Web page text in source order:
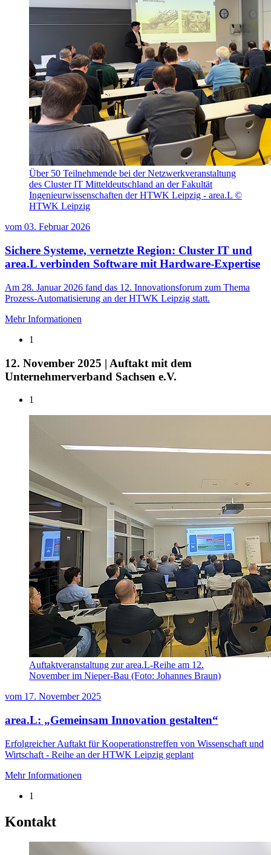
Über 50 Teilnehmende bei der Netzwerkveranstaltung
des Cluster IT Mitteldeutschland an der Fakultät
Ingenieurwissenschaften der HTWK Leipzig - area.L ©
HTWK Leipzig
vom 03. Februar 2026
Sichere Systeme, vernetzte Region: Cluster IT und
area.L verbinden Software mit Hardware-Expertise
Am 28. Januar 2026 fand das 12. Innovationsforum zum Thema
Prozess-Automatisierung an der HTWK Leipzig statt.
Mehr Informationen
1
12. November 2025 | Auftakt mit dem
Unternehmerverband Sachsen e.V.
1
Auftaktveranstaltung zur area.L-Reihe am 12.
November im Nieper-Bau (Foto: Johannes Braun)
vom 17. November 2025
area.L: „Gemeinsam Innovation gestalten“
Erfolgreicher Auftakt für Kooperationstreffen von Wissenschaft und
Wirtschaft - Reihe an der HTWK Leipzig geplant
Mehr Informationen
1
Kontakt